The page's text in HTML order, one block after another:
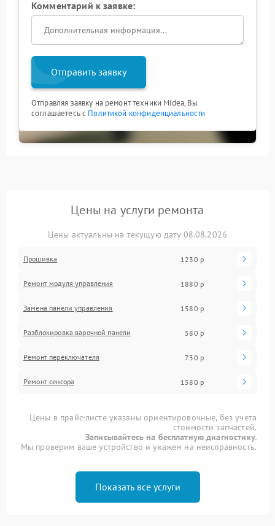
Комментарий к заявке:
Отправить заявку
Отправляя заявку на ремонт техники Midea, Вы
соглашаетесь с Политикой конфиденциальности
Цены на услуги ремонта
Цены актуальны на текущую дату 08.08.2026
Прошивка 1230 р
Ремонт модуля управления 1880 р
Замена панели управления 1580 р
Разблокировка варочной панели 580 р
Ремонт переключателя 730 р
Ремонт сенсора 1580 р
Цены в прайс-листе указаны ориентировочные, без учета
стоимости запчастей.
Записывайтесь на бесплатную диагностику.
Мы проверим ваше устройство и укажем на неисправность.
Показать все услуги